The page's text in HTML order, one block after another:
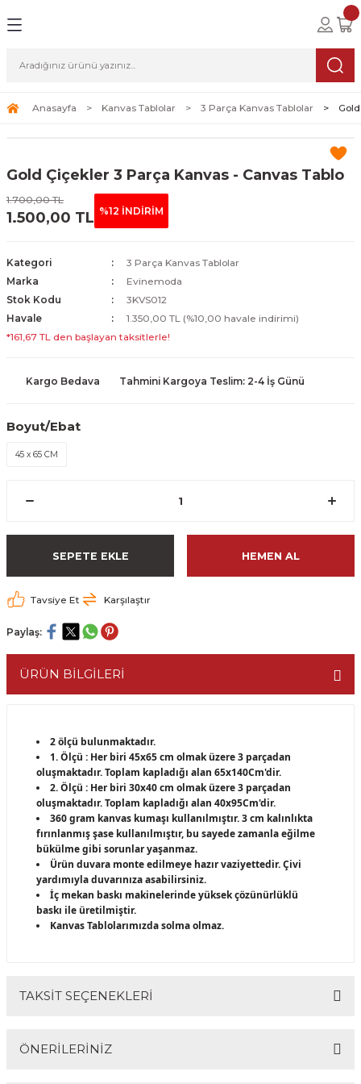
Tablolar
Tablolar
Tablolar
Sanat
Anasayfa Kanvas Tablolar 3 Parça Kanvas Tablolar
Gold Çiçekler 3 Parça Kanvas - Canvas Tablo
1.700,00 TL
1.500,00 TL %12 İNDİRİM
Kategori
3 Parça Kanvas Tablolar
Marka
Evinemoda
Stok Kodu
3KVS012
Havale
1.350,00 TL (%10,00 havale indirimi)
*161,67 TL den başlayan taksitlerle!
Kargo Bedava Tahmini Kargoya Teslim: 2-4 İş Günü
Boyut/Ebat
45 x 65 CM
SEPETE EKLE HEMEN AL
Tavsiye Et Karşılaştır
Paylaş:
ÜRÜN BİLGİLERİ
2 ölçü bulunmaktadır.
1. Ölçü : Her biri 45x65 cm olmak üzere 3 parçadan
oluşmaktadır. Toplam kapladığı alan 65x140Cm'dir.
2. Ölçü : Her biri 30x40 cm olmak üzere 3 parçadan
oluşmaktadır. Toplam kapladığı alan 40x95Cm'dir.
360 gram kanvas kumaşı kullanılmıştır. 3 cm kalınlıkta
fırınlanmış şase kullanılmıştır, bu sayede zamanla eğilme
bükülme gibi sorunlar yaşanmaz.
Ürün duvara monte edilmeye hazır vaziyettedir. Çivi
yardımıyla duvarınıza asabilirsiniz.
İç mekan baskı makinelerinde yüksek çözünürlüklü
baskı ile üretilmiştir.
Kanvas Tablolarımızda solma olmaz.
TAKSİT SEÇENEKLERİ
ÖNERİLERİNİZ